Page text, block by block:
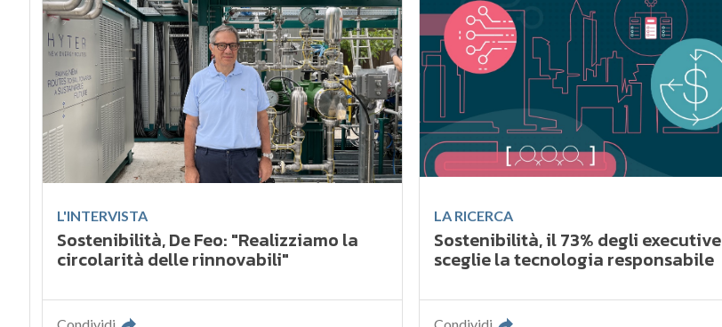
L'INTERVISTA
Sostenibilità, De Feo: "Realizziamo la
circolarità delle rinnovabili"
LA RICERCA
Sostenibilità, il 73% degli executive
sceglie la tecnologia responsabile